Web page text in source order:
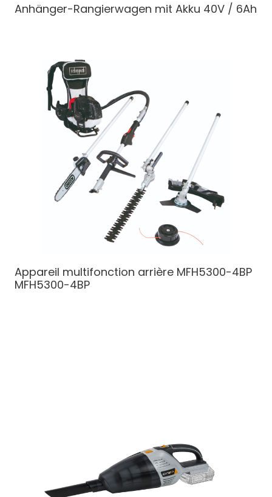
Anhänger-Rangierwagen mit Akku 40V / 6Ah
Appareil multifonction arrière MFH5300-4BP
MFH5300-4BP